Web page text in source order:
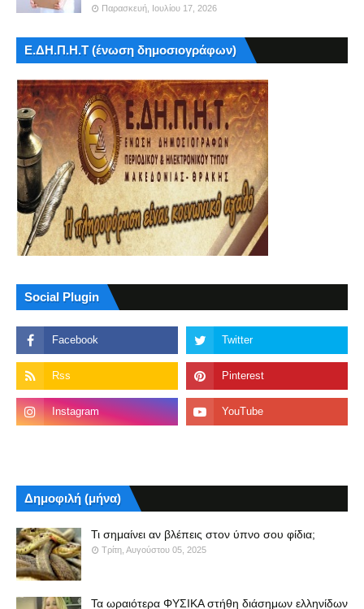
Παρασκευή, Ιουλίου 17, 2026
Ε.ΔΗ.Π.Η.Τ (ένωση δημοσιογράφων)
Social Plugin
Δημοφιλή (μήνα)
Τι σημαίνει αν βλέπεις στον ύπνο σου φίδια;
Τρίτη, Αυγούστου 05, 2025
Τα ωραιότερα ΦΥΣΙΚΑ στήθη διάσημων ελληνίδων